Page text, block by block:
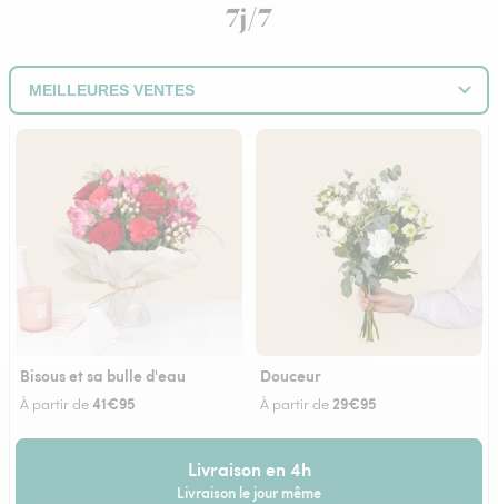
7j/7
Bisous et sa bulle d'eau
À partir de41€95
Douceur
À partir de29€95
Livraison en 4h
Livraison le jour même